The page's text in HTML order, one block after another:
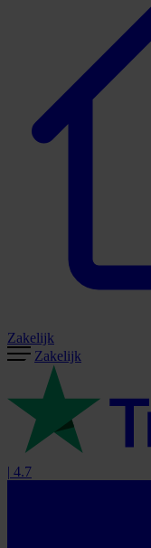
Zakelijk
Zakelijk
| 4.7